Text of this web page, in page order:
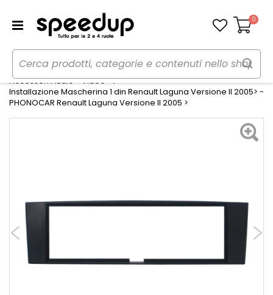
Carrello
0
Home Auto
Audio elettronica mobile
Accessori Audio - Video
Installazione Mascherina 1 din Renault Laguna Versione II 2005> -
PHONOCAR Renault Laguna Versione II 2005 >